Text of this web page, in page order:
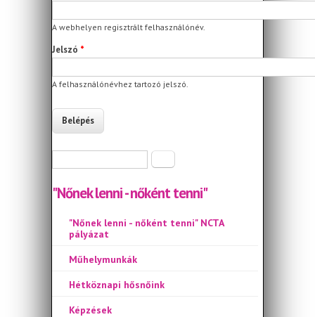
A webhelyen regisztrált felhasználónév.
Jelszó *
A felhasználónévhez tartozó jelszó.
Keresés
"Nőnek lenni - nőként tenni"
"Nőnek lenni - nőként tenni" NCTA
pályázat
Műhelymunkák
Hétköznapi hősnőink
Képzések